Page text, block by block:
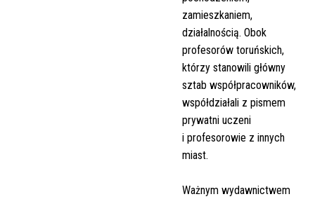
zamieszkaniem,
działalnością. Obok
profesorów toruńskich,
którzy stanowili główny
sztab współpracowników,
współdziałali z pismem
prywatni uczeni
i profesorowie z innych
miast.
Ważnym wydawnictwem